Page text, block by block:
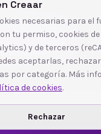
en Google
·L'Hospitalet de
Santa Coloma de Gramenet
Creaar
necesarias para el
tu permiso, cookies
y de terceros
aceptarlas,
por categoría. Más
de cookies.
Rechazar